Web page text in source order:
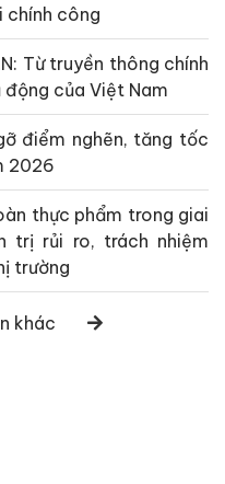
chính công
Từ truyền thông chính
của Việt Nam
điểm nghẽn, tăng tốc
2026
thực phẩm trong giai
trị rủi ro, trách nhiệm
trường
khác